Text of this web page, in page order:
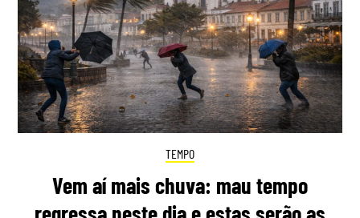
TEMPO
Vem aí mais chuva: mau tempo